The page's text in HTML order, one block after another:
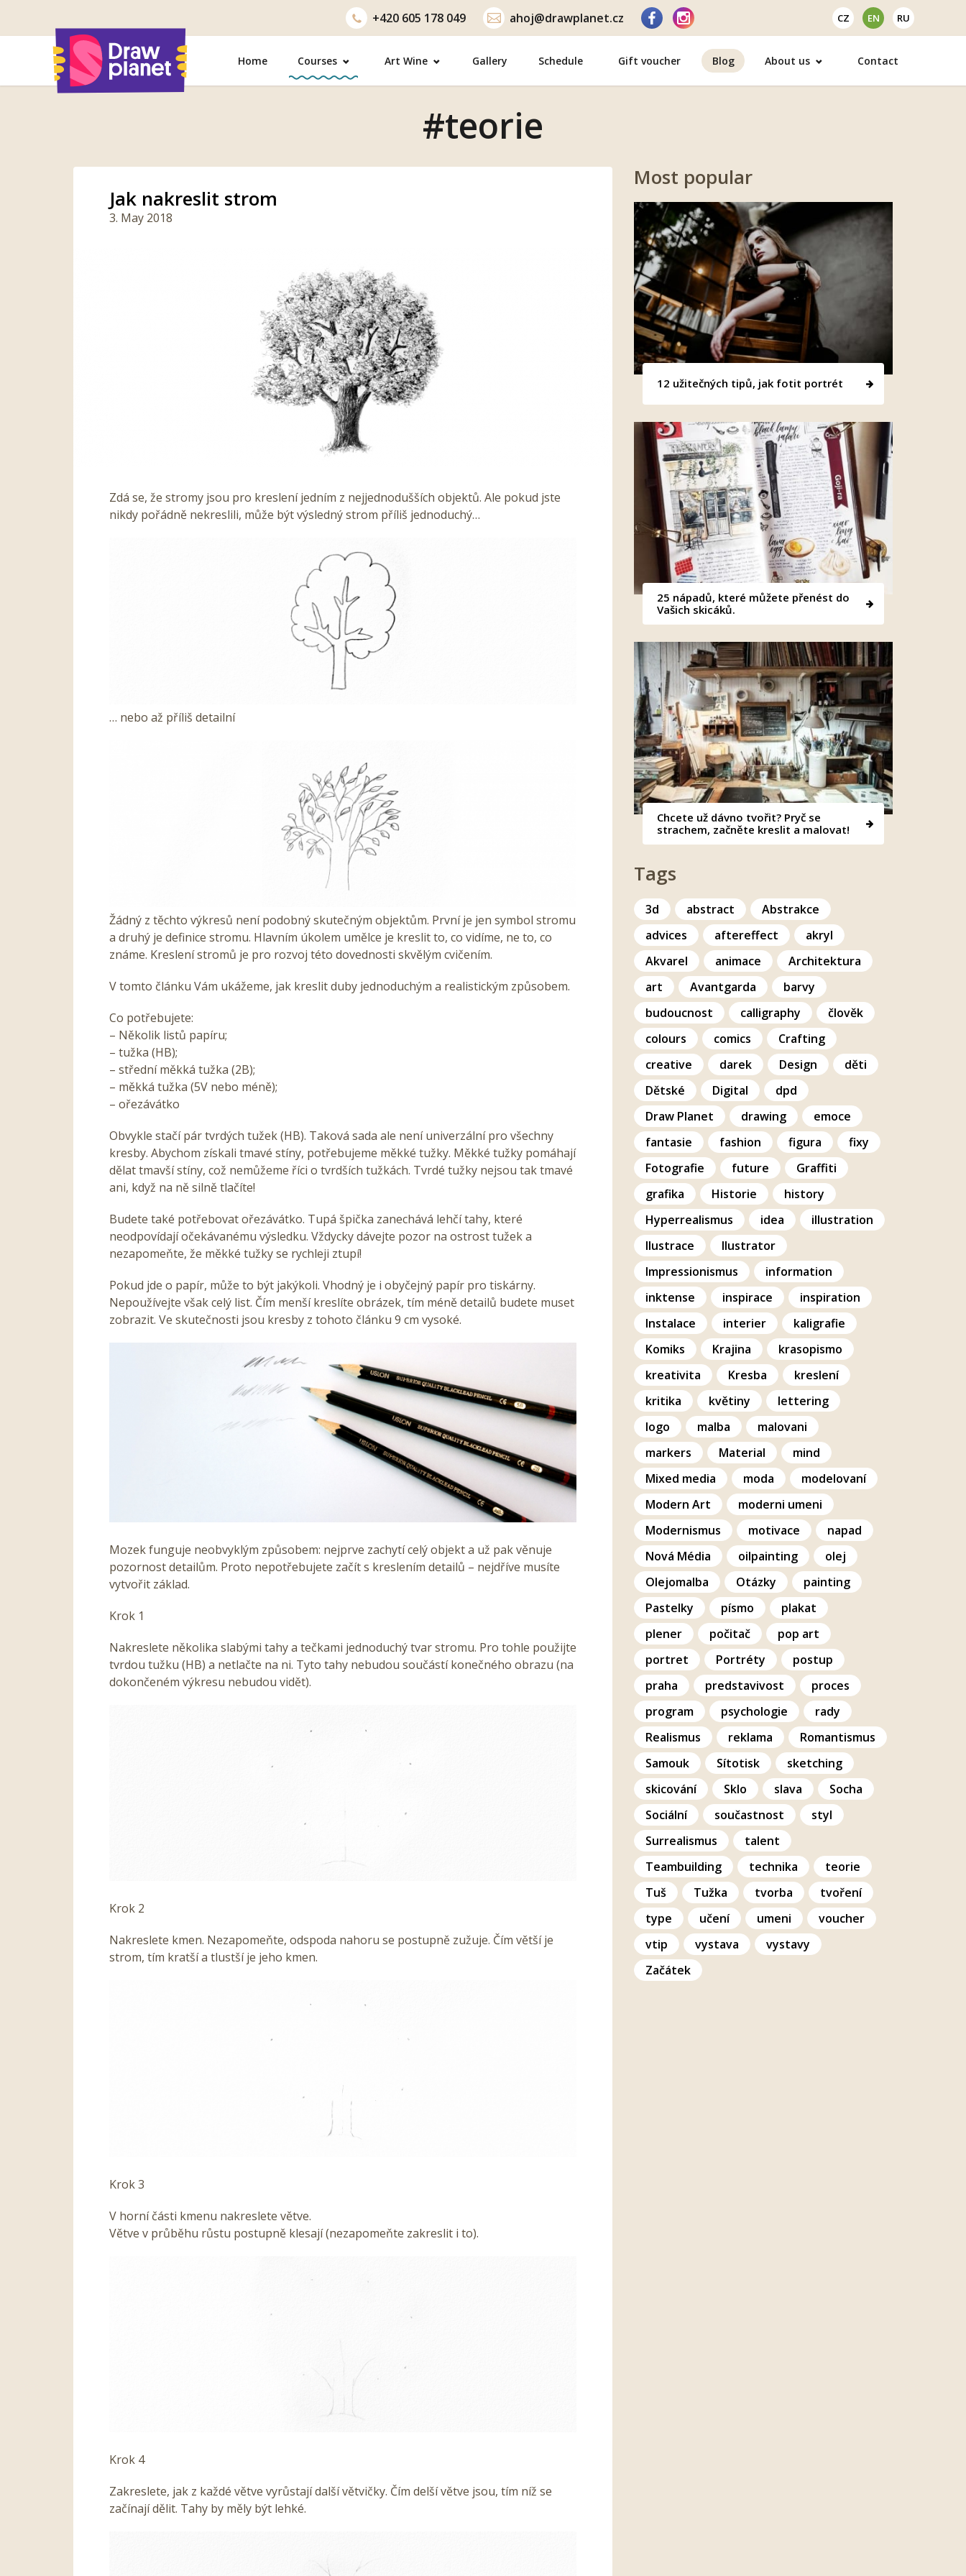
+420 605 178 049 ahoj@drawplanet.cz CZ EN RU
Home Courses Art Wine Gallery Schedule Gift voucher Blog About us Contact
#teorie
Jak nakreslit strom
3. May 2018
Zdá se, že stromy jsou pro kreslení jedním z nejjednodušších objektů. Ale pokud jste
nikdy pořádně nekreslili, může být výsledný strom příliš jednoduchý…
… nebo až příliš detailní
Žádný z těchto výkresů není podobný skutečným objektům. První je jen symbol stromu
a druhý je definice stromu. Hlavním úkolem umělce je kreslit to, co vidíme, ne to, co
známe. Kreslení stromů je pro rozvoj této dovednosti skvělým cvičením.
V tomto článku Vám ukážeme, jak kreslit duby jednoduchým a realistickým způsobem.
Co potřebujete:
– Několik listů papíru;
– tužka (HB);
– střední měkká tužka (2B);
– měkká tužka (5V nebo méně);
– ořezávátko
Obvykle stačí pár tvrdých tužek (HB). Taková sada ale není univerzální pro všechny
kresby. Abychom získali tmavé stíny, potřebujeme měkké tužky. Měkké tužky pomáhají
dělat tmavší stíny, což nemůžeme říci o tvrdších tužkách. Tvrdé tužky nejsou tak tmavé
ani, když na ně silně tlačíte!
Budete také potřebovat ořezávátko. Tupá špička zanechává lehčí tahy, které
neodpovídají očekávanému výsledku. Vždycky dávejte pozor na ostrost tužek a
nezapomeňte, že měkké tužky se rychleji ztupí!
Pokud jde o papír, může to být jakýkoli. Vhodný je i obyčejný papír pro tiskárny.
Nepoužívejte však celý list. Čím menší kreslíte obrázek, tím méně detailů budete muset
zobrazit. Ve skutečnosti jsou kresby z tohoto článku 9 cm vysoké.
Mozek funguje neobvyklým způsobem: nejprve zachytí celý objekt a už pak věnuje
pozornost detailům. Proto nepotřebujete začít s kreslením detailů – nejdříve musíte
vytvořit základ.
Krok 1
Nakreslete několika slabými tahy a tečkami jednoduchý tvar stromu. Pro tohle použijte
tvrdou tužku (HB) a netlačte na ni. Tyto tahy nebudou součástí konečného obrazu (na
dokončeném výkresu nebudou vidět).
Krok 2
Nakreslete kmen. Nezapomeňte, odspoda nahoru se postupně zužuje. Čím větší je
strom, tím kratší a tlustší je jeho kmen.
Krok 3
V horní části kmenu nakreslete větve.
Větve v průběhu růstu postupně klesají (nezapomeňte zakreslit i to).
Krok 4
Zakreslete, jak z každé větve vyrůstají další větvičky. Čím delší větve jsou, tím níž se
začínají dělit. Tahy by měly být lehké.
Most popular
12 užitečných tipů, jak fotit portrét
25 nápadů, které můžete přenést do
Vašich skicáků.
Chcete už dávno tvořit? Pryč se
strachem, začněte kreslit a malovat!
Tags
3d abstract
Abstrakce
advices
aftereffect
akryl
Akvarel
animace
Architektura
art
Avantgarda
barvy
budoucnost
calligraphy
člověk
colours
comics
Crafting
creative
darek Design
děti
Dětské
Digital
dpd
Draw Planet
drawing
emoce
fantasie
fashion figura
fixy
Fotografie
future
Graffiti
grafika
Historie
history
Hyperrealismus
idea
illustration
Ilustrace
Ilustrator
Impressionismus
information
inktense
inspirace
inspiration
Instalace
interier
kaligrafie
Komiks
Krajina
krasopismo
kreativita
Kresba
kreslení
kritika
květiny
lettering
logo
malba
malovani
markers
Material
mind
Mixed media
moda
modelovaní
Modern Art
moderni umeni
Modernismus
motivace
napad
Nová Média
oilpainting
olej
Olejomalba
Otázky
painting
Pastelky
písmo
plakat
plener
počitač
pop art
portret
Portréty
postup
praha
predstavivost
proces
program
psychologie
rady
Realismus
reklama
Romantismus
Samouk
Sítotisk
sketching
skicování
Sklo slava
Socha
Sociální
součastnost
styl
Surrealismus
talent
Teambuilding
technika
teorie
Tuš
Tužka tvorba
tvoření
type
učení umeni
voucher
vtip
vystava
vystavy
Začátek